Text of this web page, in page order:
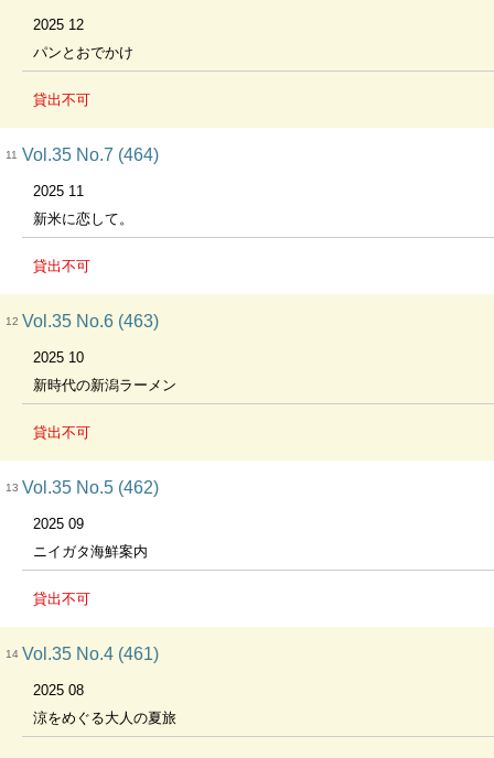
2025 12
パンとおでかけ
貸出不可
11 Vol.35 No.7 (464)
2025 11
新米に恋して。
貸出不可
12 Vol.35 No.6 (463)
2025 10
新時代の新潟ラーメン
貸出不可
13 Vol.35 No.5 (462)
2025 09
ニイガタ海鮮案内
貸出不可
14 Vol.35 No.4 (461)
2025 08
涼をめぐる大人の夏旅